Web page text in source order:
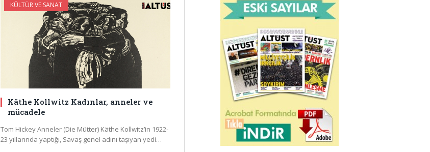
KÜLTÜR VE SANAT
Käthe Kollwitz Kadınlar, anneler ve
mücadele
Tom Hickey Anneler (Die Mütter) Käthe Kollwitz’in 1922-
23 yıllarında yaptığı, Savaş genel adını taşıyan yedi…